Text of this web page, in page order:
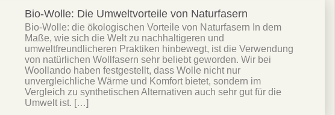
Abonnieren
Nein danke
Bio-Wolle: Die Umweltvorteile von Naturfasern
Bio-Wolle: die ökologischen Vorteile von Naturfasern In dem
Maße, wie sich die Welt zu nachhaltigeren und
umweltfreundlicheren Praktiken hinbewegt, ist die Verwendung
von natürlichen Wollfasern sehr beliebt geworden. Wir bei
Woollando haben festgestellt, dass Wolle nicht nur
unvergleichliche Wärme und Komfort bietet, sondern im
Vergleich zu synthetischen Alternativen auch sehr gut für die
Umwelt ist. […]